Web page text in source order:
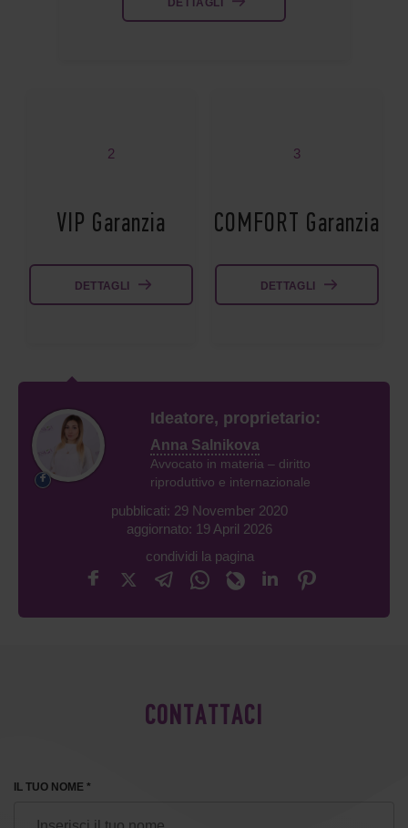
2
VIP Garanzia
DETTAGLI
3
COMFORT Garanzia
DETTAGLI
Ideatore, proprietario:
Anna Salnikova
Avvocato in materia – diritto
riproduttivo e internazionale
pubblicati: 29 November 2020
aggiornato: 19 April 2026
condividi la pagina
CONTATTACI
IL TUO NOME *